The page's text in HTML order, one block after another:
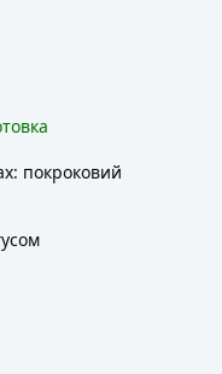
покроковий